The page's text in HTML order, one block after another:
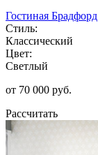
Гостиная Брадфорд
Стиль:
Классический
Цвет:
Светлый
от 70 000 руб.
Рассчитать